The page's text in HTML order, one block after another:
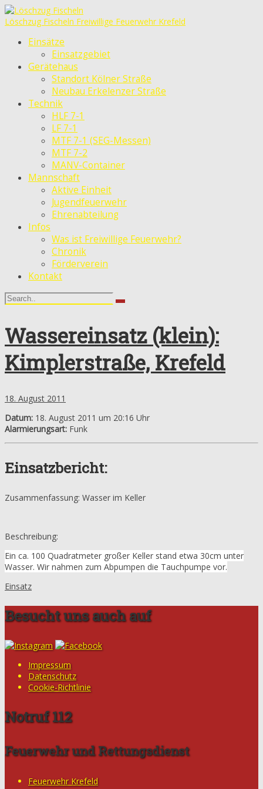
Löschzug Fischeln Freiwillige Feuerwehr Krefeld
Einsätze
Einsatzgebiet
Gerätehaus
Standort Kölner Straße
Neubau Erkelenzer Straße
Technik
HLF 7-1
LF 7-1
MTF 7-1 (SEG-Messen)
MTF 7-2
MANV-Container
Mannschaft
Aktive Einheit
Jugendfeuerwehr
Ehrenabteilung
Infos
Was ist Freiwillige Feuerwehr?
Chronik
Förderverein
Kontakt
Wassereinsatz (klein):
Kimplerstraße, Krefeld
18. August 2011
Datum: 18. August 2011 um 20:16 Uhr
Alarmierungsart: Funk
Einsatzbericht:
Zusammenfassung: Wasser im Keller
Beschreibung:
Ein ca. 100 Quadratmeter großer Keller stand etwa 30cm unter
Wasser. Wir nahmen zum Abpumpen die Tauchpumpe vor.
Einsatz
Besucht uns auch auf
Impressum
Datenschutz
Cookie-Richtlinie
Notruf 112
Feuerwehr und Rettungsdienst
Feuerwehr Krefeld